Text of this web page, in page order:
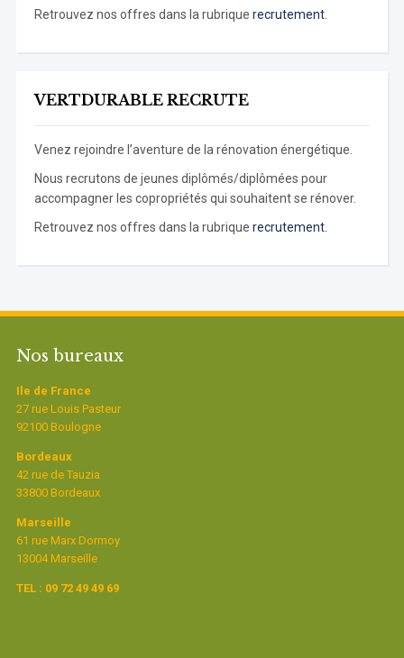
Retrouvez nos offres dans la rubrique recrutement.
VERTDURABLE RECRUTE
Venez rejoindre l’aventure de la rénovation énergétique.
Nous recrutons de jeunes diplômés/diplômées pour
accompagner les copropriétés qui souhaitent se rénover.
Retrouvez nos offres dans la rubrique recrutement.
Nos bureaux
Ile de France
27 rue Louis Pasteur
92100 Boulogne
Bordeaux
42 rue de Tauzia
33800 Bordeaux
Marseille
61 rue Marx Dormoy
13004 Marseille
TEL : 09 72 49 49 69